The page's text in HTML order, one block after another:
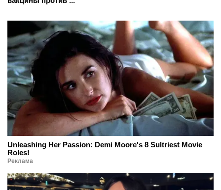
Unleashing Her Passion: Demi Moore's 8 Sultriest Movie
Roles!
Реклама